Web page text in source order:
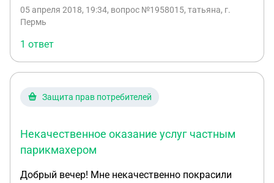
предоставляемых документов. А также имеется
вопрос по поводу того что мне могут не захотеть
неделю. Как составить претензию Заказчику к
05 апреля 2018, 19:34, вопрос №1958015, татьяна, г.
Пермь
1 ответ
Защита прав потребителей
Некачественное оказание услуг частным
парикмахером
Добрый вечер! Мне некачественно покрасили